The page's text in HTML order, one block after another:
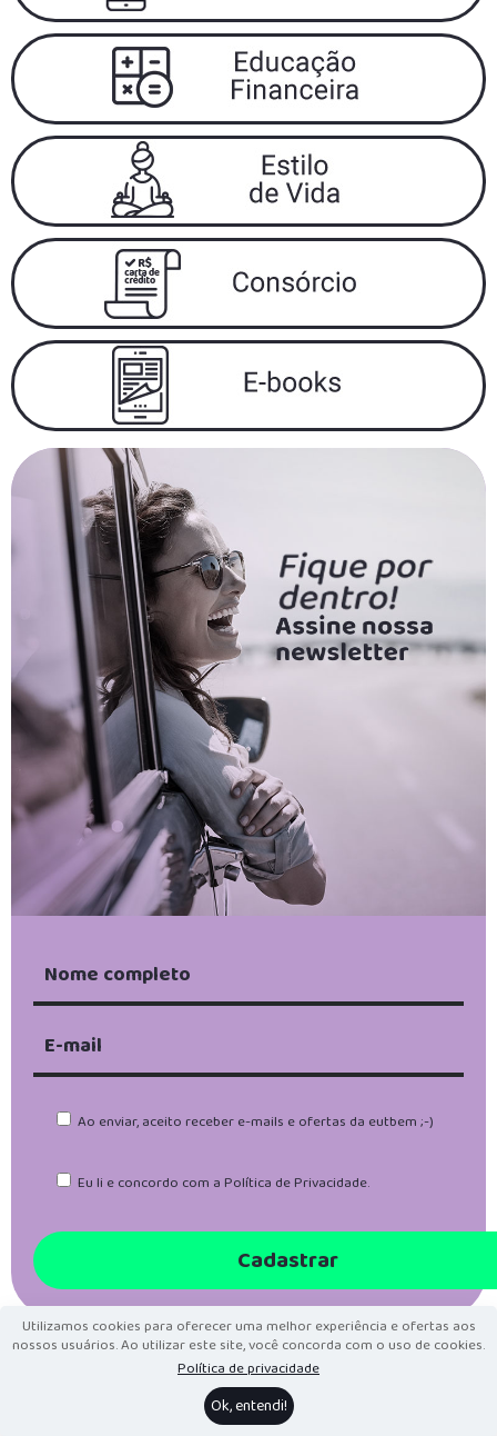
Ao enviar, aceito receber e-mails e ofertas da eutbem ;-)
Eu li e concordo com aPolítica de Privacidade.
Utilizamos cookies para oferecer uma melhor experiência e ofertas aos
nossos usuários. Ao utilizar este site, você concorda com o uso de cookies.
Política de privacidade
Ok, entendi!